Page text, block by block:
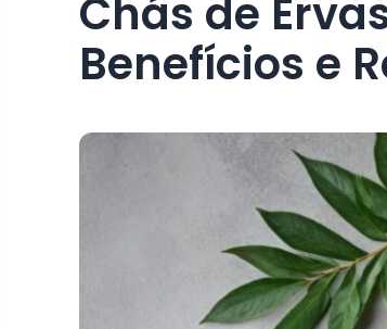
Chás de Ervas Tradicionais Brasileiras:
Benefícios e